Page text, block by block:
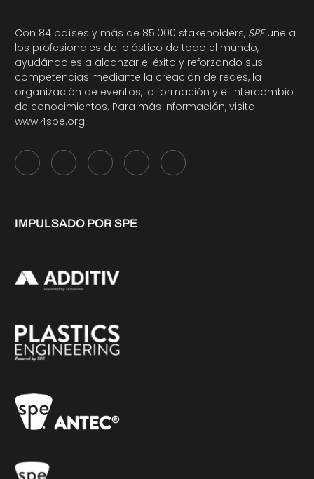
Con 84 países y más de 85.000 stakeholders, SPEune a
los profesionales del plástico de todo el mundo,
ayudándoles a alcanzar el éxito y reforzando sus
competencias mediante la creación de redes, la
organización de eventos, la formación y el intercambio
de conocimientos. Para más información, visita
www.4spe.org.
IMPULSADO POR SPE